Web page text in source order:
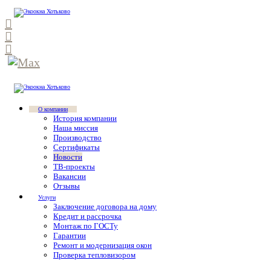
О компании
История компании
Наша миссия
Производство
Сертификаты
Новости
ТВ-проекты
Вакансии
Отзывы
Услуги
Заключение договора на дому
Кредит и рассрочка
Монтаж по ГОСТу
Гарантии
Ремонт и модернизация окон
Проверка тепловизором